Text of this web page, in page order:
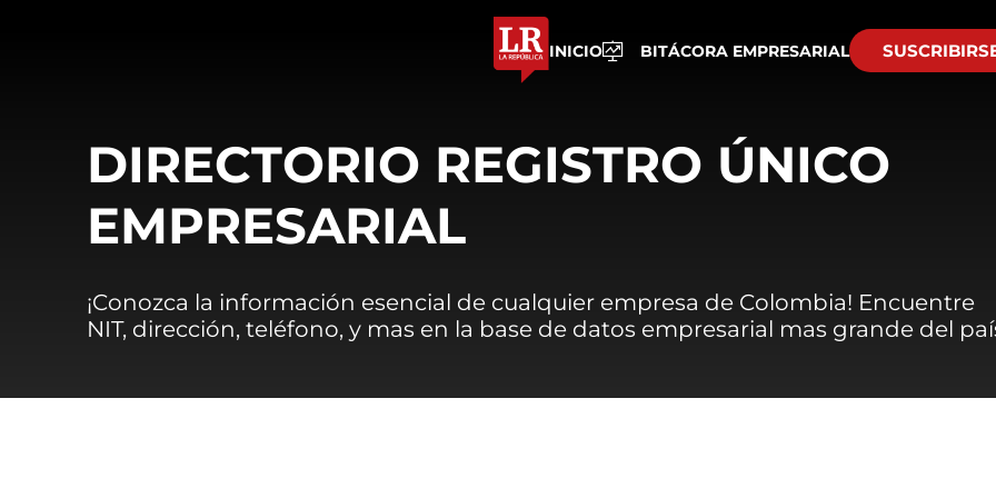
INICIO BITÁCORA EMPRESARIAL
DIRECTORIO REGISTRO ÚNICO
EMPRESARIAL
¡Conozca la información esencial de cualquier empresa de Colombia! Encuentre
NIT, dirección, teléfono, y mas en la base de datos empresarial mas grande del